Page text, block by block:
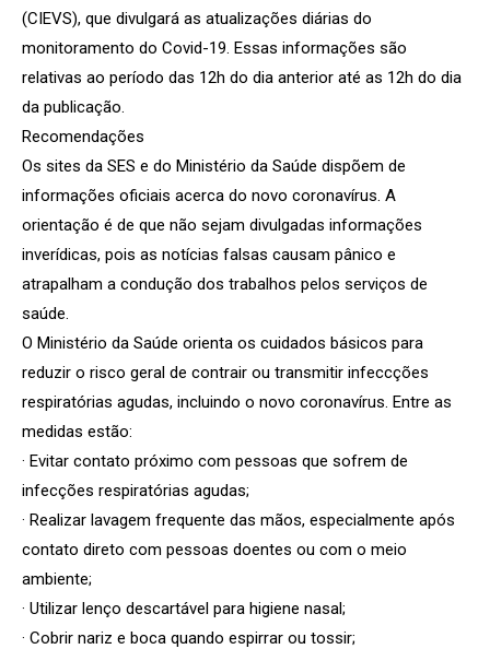
(CIEVS), que divulgará as atualizações diárias do
monitoramento do Covid-19. Essas informações são
relativas ao período das 12h do dia anterior até as 12h do dia
da publicação.
Recomendações
Os sites da SES e do Ministério da Saúde dispõem de
informações oficiais acerca do novo coronavírus. A
orientação é de que não sejam divulgadas informações
inverídicas, pois as notícias falsas causam pânico e
atrapalham a condução dos trabalhos pelos serviços de
saúde.
O Ministério da Saúde orienta os cuidados básicos para
reduzir o risco geral de contrair ou transmitir infeccções
respiratórias agudas, incluindo o novo coronavírus. Entre as
medidas estão:
· Evitar contato próximo com pessoas que sofrem de
infecções respiratórias agudas;
· Realizar lavagem frequente das mãos, especialmente após
contato direto com pessoas doentes ou com o meio
ambiente;
· Utilizar lenço descartável para higiene nasal;
· Cobrir nariz e boca quando espirrar ou tossir;